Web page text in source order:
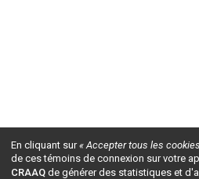
En cliquant sur« Accepter tous les
de ces témoins de connexion sur votre
CRAAQ de générer des statistiques et